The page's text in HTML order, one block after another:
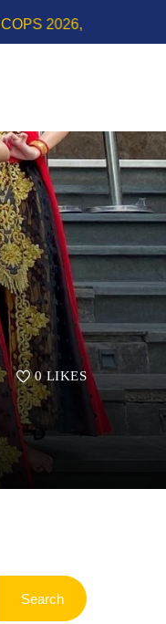
RIZKY
0 LIKES
Search